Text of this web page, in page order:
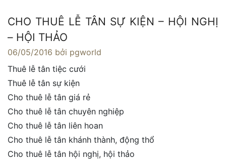
CHO THUÊ LỄ TÂN SỰ KIỆN – HỘI NGHỊ
– HỘI THẢO
06/05/2016 bởi pgworld
Thuê lễ tân tiệc cưới
Thuê lễ tân sự kiện
Cho thuê lễ tân giá rẻ
Cho thuê lễ tân chuyên nghiệp
Cho thuê lễ tân liên hoan
Cho thuê lễ tân khánh thành, động thổ
Cho thuê lễ tân hội nghị, hội thảo